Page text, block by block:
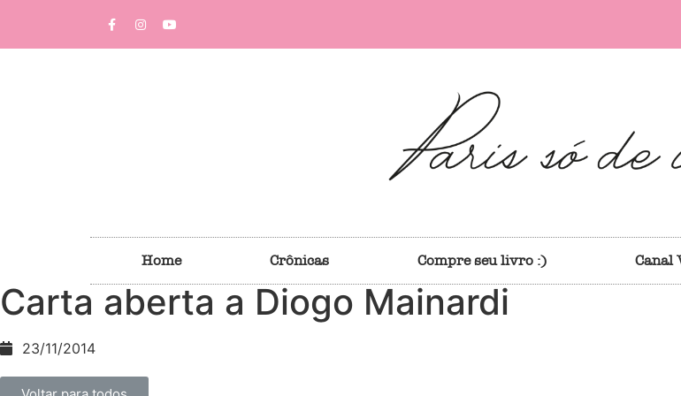
Home Crônicas Compre seu livro :) Canal
Carta aberta a Diogo Mainardi
23/11/2014